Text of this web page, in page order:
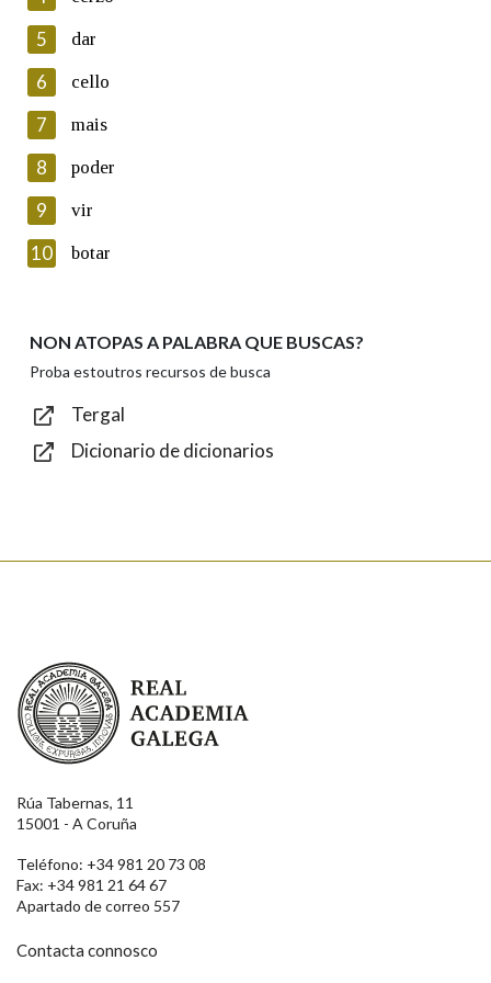
Lin e acepto as condicións da política de
Introduce o código que aparece na imaxe:
Texto de verificación
Enviar
5 dar
6 cello
7 mais
8 poder
9 vir
10 botar
NON ATOPAS A PALABRA QUE BUSCAS?
Proba estoutros recursos de busca
Tergal
Dicionario de dicionarios
Real Academia Galega
Rúa Tabernas, 11
15001 - A Coruña
Teléfono: +34 981 20 73 08
Fax: +34 981 21 64 67
Apartado de correo 557
Contacta connosco